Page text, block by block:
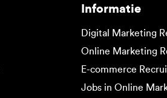
Informatie
Digital Marketing
Online Marketing
E-commerce
Jobs in Online